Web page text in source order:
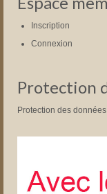
Inscription
Connexion
Protection
Protection des données